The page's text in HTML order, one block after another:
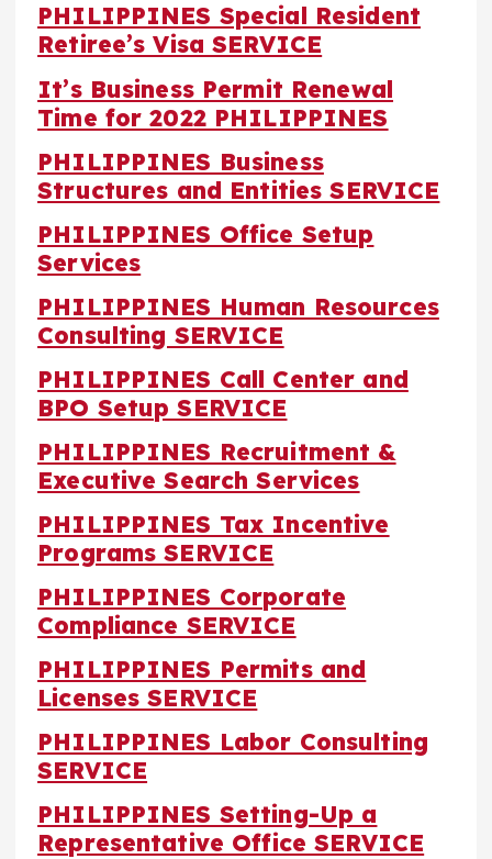
PHILIPPINES Special Resident
Retiree’s Visa SERVICE
It’s Business Permit Renewal
Time for 2022 PHILIPPINES
PHILIPPINES Business
Structures and Entities SERVICE
PHILIPPINES Office Setup
Services
PHILIPPINES Human Resources
Consulting SERVICE
PHILIPPINES Call Center and
BPO Setup SERVICE
PHILIPPINES Recruitment &
Executive Search Services
PHILIPPINES Tax Incentive
Programs SERVICE
PHILIPPINES Corporate
Compliance SERVICE
PHILIPPINES Permits and
Licenses SERVICE
PHILIPPINES Labor Consulting
SERVICE
PHILIPPINES Setting-Up a
Representative Office SERVICE